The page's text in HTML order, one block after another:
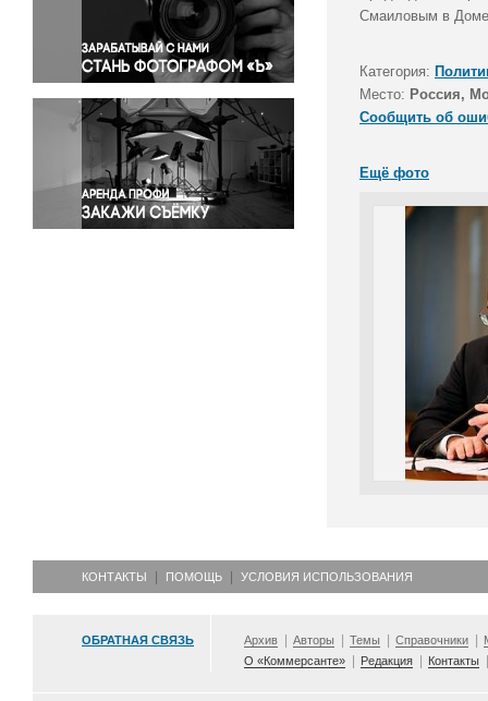
Правосудие
Происшествия и конфликты
Религия
Светская жизнь
Спорт
Экология
Экономика и бизнес
Смаиловым в Доме
Категория:
Место: Россия,
Сообщить об
Ещё фото
КОНТАКТЫ ПОМОЩЬ УСЛОВИЯ ИСПОЛЬЗОВАНИЯ
ОБРАТНАЯ СВЯЗЬ Архив Авторы Темы Справочники
О «Коммерсанте»
Редакция Контакты